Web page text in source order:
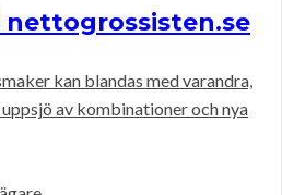
nettogrossisten.se
kan blandas med varandra,
av kombinationer och nya